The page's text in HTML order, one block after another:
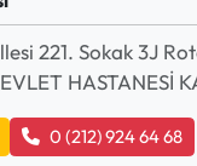
221. Sokak 3J
HASTANESİ
0 (212) 924 64 68